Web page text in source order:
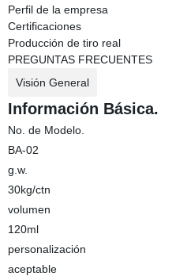
Perfil de la empresa
Certificaciones
Producción de tiro real
PREGUNTAS FRECUENTES
Visión General
Información Básica.
No. de Modelo.
BA-02
g.w.
30kg/ctn
volumen
120ml
personalización
aceptable